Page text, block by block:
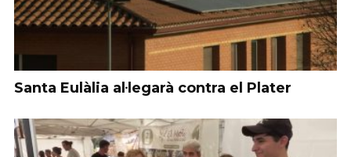
Santa Eulàlia al·legarà contra el Plater